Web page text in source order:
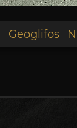
Geoglifos